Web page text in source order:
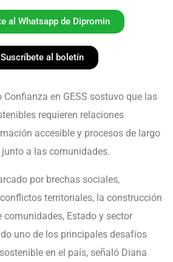
al Whatsapp de Dipromin
Suscríbete al boletín
Confianza en GESS sostuvo que las
requieren relaciones
accesible y procesos de largo
a las comunidades.
por brechas sociales,
territoriales, la construcción
comunidades, Estado y sector
uno de los principales desafíos
en el país, señaló Diana